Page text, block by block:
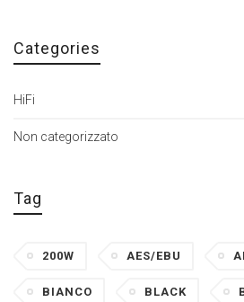
Categories
HiFi
Non categorizzato
Tag
200W AES/EBU
BIANCO BLACK